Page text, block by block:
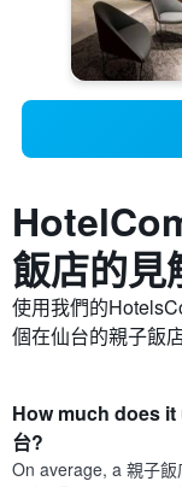
飯店的見
使用我們的
個在仙台的親子飯
How much does it
台?
On average, a 親子